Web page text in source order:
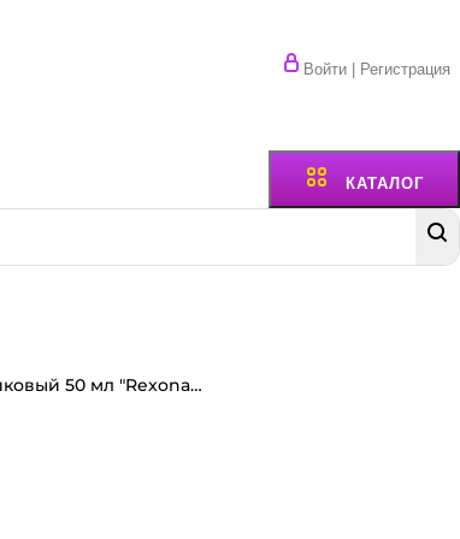
Войти | Регистрация
КАТАЛОГ
Дезодорант шариковый 50 мл "Rexona" ЖЕНСКИЙ, Антибактериальный эффект